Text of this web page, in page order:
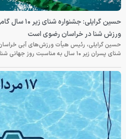
حسین گرایلی:
ورزش شنا در خراسان رضوی است
حسین گرایلی، رئیس هیأت ورزش‌های آبی خراسان
شنای پسران زیر ۱۰ سال به مناسبت روز جهانی شنا اظهار کرد: این جشنواره روز جمعه‌ ۱۶